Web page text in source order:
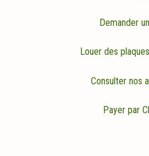
Demander
Louer des
Consulter nos
Payer par